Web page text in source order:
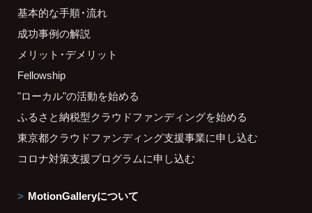
基本的な手順・流れ
成功事例の解説
メリット・デメリット
Fellowship
"ローカル"の活動を始める
ふるさと納税型クラウドファンディングを始める
東京都クラウドファンディング支援事業に申し込む
コロナ対策支援プログラムに申し込む
MotionGalleryについて